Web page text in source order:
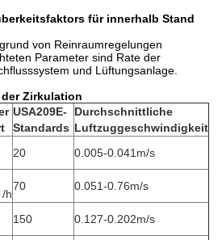
für innerhalb Stand
von Reinraumregelungen
Parameter sind Rate der
und Lüftungsanlage.
Zirkulation
USA209E-
Standards
Durchschnittliche
Luftzuggeschwindigkeit
20
0.005-0.041m/s
h
70 0.051-0.76m/s
150
0.127-0.202m/s